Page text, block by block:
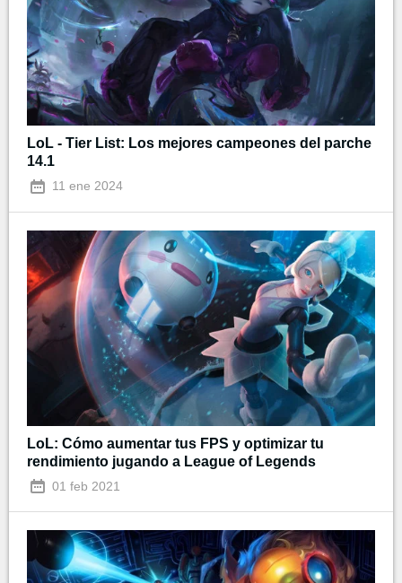
LoL - Tier List: Los mejores campeones del parche
14.1
11 ene 2024
LoL: Cómo aumentar tus FPS y optimizar tu
rendimiento jugando a League of Legends
01 feb 2021